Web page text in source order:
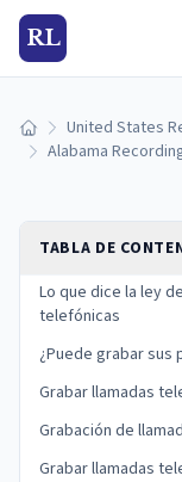
RL
Inicio United States
Alabama
TABLA DE
Lo que dice la ley
telefónicas
¿Puede grabar sus
Grabar llamadas
Grabación de
Grabar llamadas